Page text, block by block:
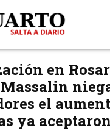
en
el
ya